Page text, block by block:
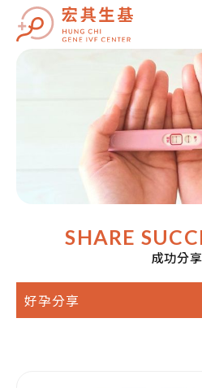
SHARE
成功分享
好孕分享